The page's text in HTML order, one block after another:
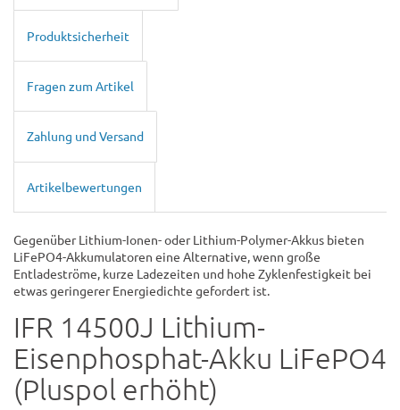
Produktsicherheit
Fragen zum Artikel
Zahlung und Versand
Artikelbewertungen
Gegenüber Lithium-Ionen- oder Lithium-Polymer-Akkus bieten
LiFePO4-Akkumulatoren eine Alternative, wenn große
Entladeströme, kurze Ladezeiten und hohe Zyklenfestigkeit bei
etwas geringerer Energiedichte gefordert ist.
IFR 14500J Lithium-
Eisenphosphat-Akku LiFePO4
(Pluspol erhöht)